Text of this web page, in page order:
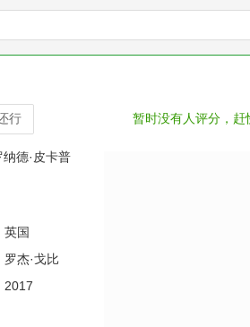
暂时没有人评分，赶
行
纳德·皮卡普
英国
罗杰·戈比
2017